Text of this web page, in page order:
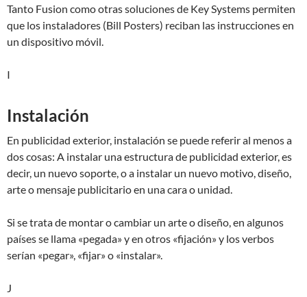
Tanto Fusion como otras soluciones de Key Systems permiten
que los instaladores (Bill Posters) reciban las instrucciones en
un dispositivo móvil.
I
Instalación
En publicidad exterior, instalación se puede referir al menos a
dos cosas: A instalar una estructura de publicidad exterior, es
decir, un nuevo soporte, o a instalar un nuevo motivo, diseño,
arte o mensaje publicitario en una cara o unidad.
Si se trata de montar o cambiar un arte o diseño, en algunos
países se llama «pegada» y en otros «fijación» y los verbos
serían «pegar», «fijar» o «instalar».
J